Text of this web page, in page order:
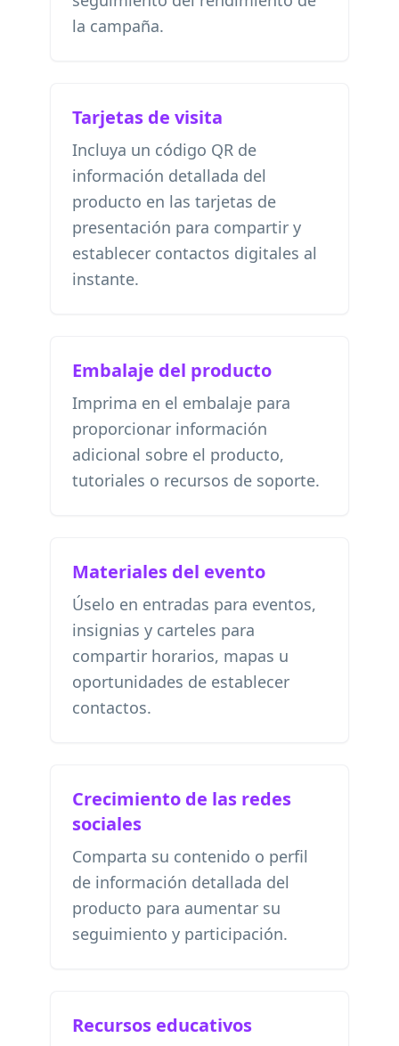
la campaña.
Tarjetas de visita
Incluya un código QR de
información detallada del
producto en las tarjetas de
presentación para compartir y
establecer contactos digitales al
instante.
Embalaje del producto
Imprima en el embalaje para
proporcionar información
adicional sobre el producto,
tutoriales o recursos de soporte.
Materiales del evento
Úselo en entradas para eventos,
insignias y carteles para
compartir horarios, mapas u
oportunidades de establecer
contactos.
Crecimiento de las redes
sociales
Comparta su contenido o perfil
de información detallada del
producto para aumentar su
seguimiento y participación.
Recursos educativos